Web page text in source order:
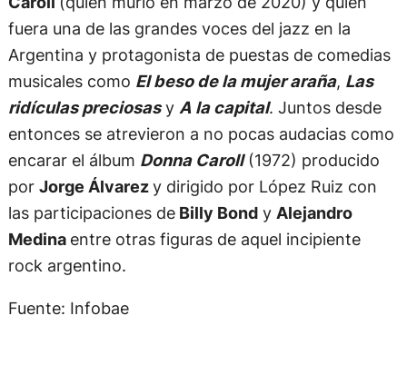
fuera una de las grandes voces del jazz en la
Argentina y protagonista de puestas de comedias
musicales como El beso de la mujer araña, Las
ridículas preciosasy A la capital. Juntos desde
entonces se atrevieron a no pocas audacias como
encarar el álbum Donna Caroll(1972) producido
por Jorge Álvarezy dirigido por López Ruiz con
las participaciones deBilly Bondy Alejandro
Medina entre otras figuras de aquel incipiente
rock argentino.
Fuente: Infobae